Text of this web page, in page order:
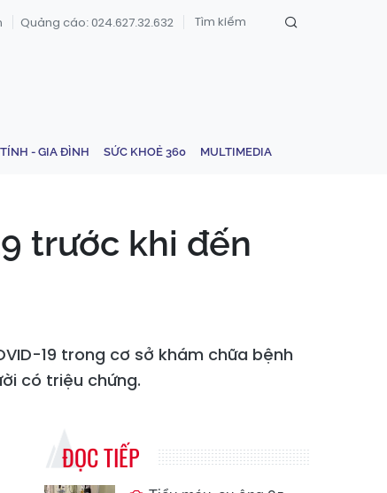
Quảng cáo: 024.627.32.632
- GIA ĐÌNH SỨC KHOẺ 360 MULTIMEDIA
trước khi đến
19 trong cơ sở khám chữa bệnh
có triệu chứng.
ĐỌC TIẾP